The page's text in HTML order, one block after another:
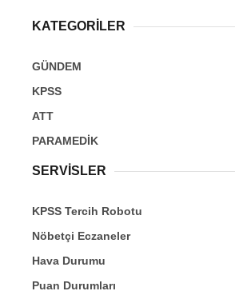
KATEGORİLER
GÜNDEM
KPSS
ATT
PARAMEDİK
SERVİSLER
KPSS Tercih Robotu
Nöbetçi Eczaneler
Hava Durumu
Puan Durumları